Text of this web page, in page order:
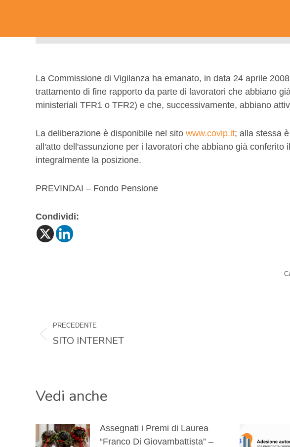
La Commissione di Vigilanza ha emanato, in data 24 aprile
trattamento di fine rapporto da parte di lavoratori che abbiano
ministeriali TFR1 o TFR2) e che, successivamente, abbiano
La deliberazione è disponibile nel sito www.covip.it; alla stessa
all'atto dell'assunzione per i lavoratori che abbiano già
integralmente la posizione.
PREVINDAI – Fondo Pensione
Condividi:
Naviga
tra
post
PRECEDENTE
Post
SITO INTERNET
Vedi anche
Assegnati i Premi di Laurea
“Franco Di Giovambattista” –